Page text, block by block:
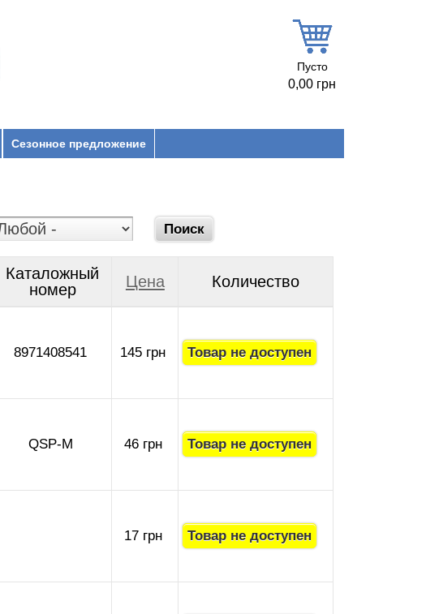
Пусто
0,00 грн
Сезонное предложение
Каталожный
номер
Цена Количество
8971408541 145 грн
QSP-M 46 грн
17 грн